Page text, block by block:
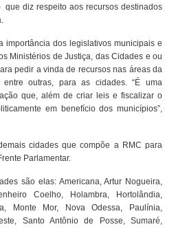
diz respeito aos recursos destinados
importância dos legislativos municipais e
Ministérios de Justiça, das Cidades e ou
pedir a vinda de recursos nas áreas da
entre outras, para as cidades. “É uma
que, além de criar leis e fiscalizar o
em benefício dos municípios”,
cidades que compõe a RMC para
Parlamentar.
são elas: Americana, Artur Nogueira,
Coelho, Holambra, Hortolândia,
Monte Mor, Nova Odessa, Paulínia,
Santo Antônio de Posse, Sumaré,